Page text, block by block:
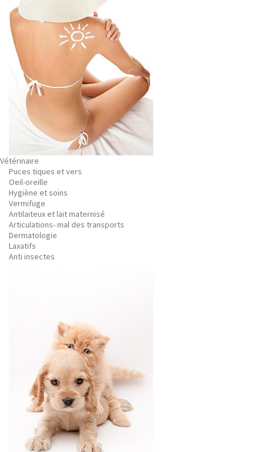
Vétérinaire
Puces tiques et vers
Oeil-oreille
Hygiène et soins
Vermifuge
Antilaiteux et lait maternisé
Articulations- mal des transports
Dermatologie
Laxatifs
Anti insectes